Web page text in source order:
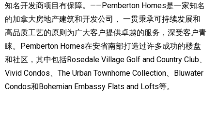
知名开发商项目有保障。——Pemberton Homes是一家知名
的加拿大房地产建筑和开发公司， 一贯秉承可持续发展和
高品质工艺的原则为广大客户提供卓越的服务，深受客户青
睐。Pemberton Homes在安省南部打造过许多成功的楼盘
和社区，其中包括Rosedale Village Golf and Country Club、
Vivid Condos、The Urban Townhome Collection、Bluwater
Condos和Bohemian Embassy Flats and Lofts等。